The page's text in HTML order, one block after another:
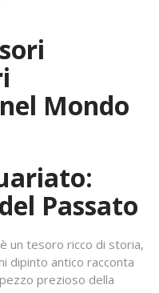
Mondo
Passato
un tesoro ricco di storia,
dipinto antico racconta
prezioso della